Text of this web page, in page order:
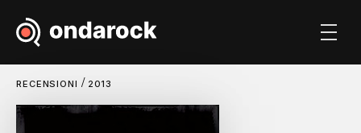
RECENSIONI / 2013